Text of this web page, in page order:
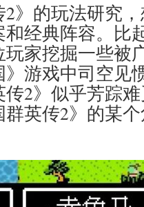
》的玩法研究
经典阵容。比
家挖掘一些被
》游戏中司空
2》似乎芳踪
英传2》的某